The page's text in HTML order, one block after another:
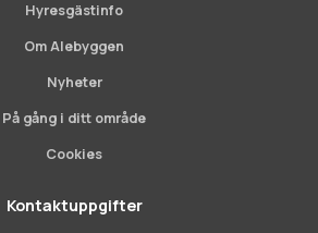
Hyresgästinfo
Om Alebyggen
Nyheter
På gång i ditt område
Cookies
Kontaktuppgifter